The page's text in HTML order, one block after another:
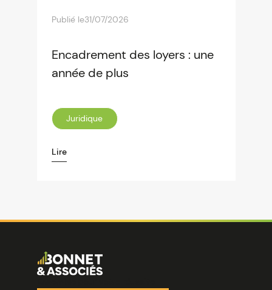
Publié le31/07/2026
Encadrement des loyers : une
année de plus
Juridique
Lire
Image